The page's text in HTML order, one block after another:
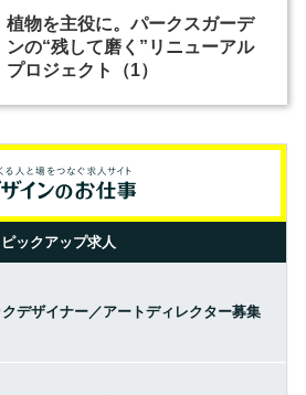
植物を主役に。パークスガーデ
ンの“残して磨く”リニューアル
プロジェクト（1）
ピックアップ求人
デザイナー／アートディレクター募集